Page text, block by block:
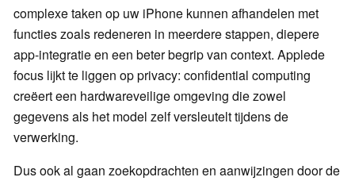
complexe taken op uw iPhone kunnen afhandelen met
functies zoals redeneren in meerdere stappen, diepere
app-integratie en een beter begrip van context. Applede
focus lijkt te liggen op privacy: confidential computing
creëert een hardwareveilige omgeving die zowel
gegevens als het model zelf versleutelt tijdens de
verwerking.
Dus ook al gaan zoekopdrachten en aanwijzingen door de